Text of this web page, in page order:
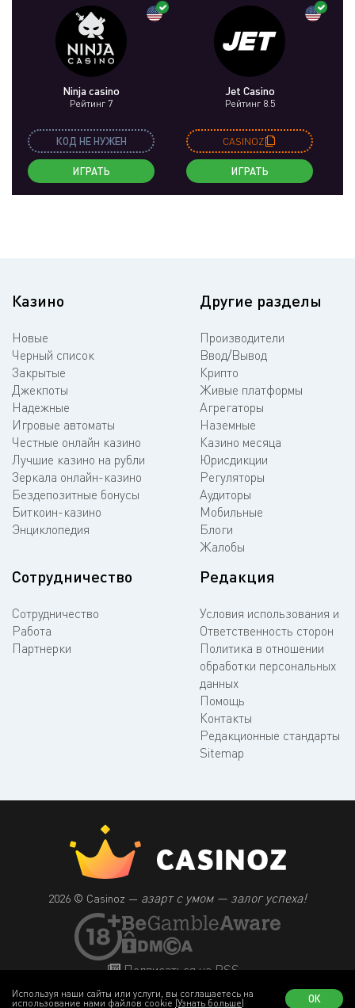
Ninja casino
Рейтинг 7
КОД НЕ НУЖЕН
ИГРАТЬ
Jet Casino
Рейтинг 8.5
CASINOZ
ИГРАТЬ
Казино
Новые
Черный список
Закрытые
Джекпоты
Надежные
Игровые автоматы
Честные онлайн казино
Лучшие казино на рубли
Зеркала онлайн-казино
Бездепозитные бонусы
Биткоин-казино
Энциклопедия
Другие разделы
Производители
Ввод/Вывод
Крипто
Живые платформы
Агрегаторы
Наземные
Казино месяца
Юрисдикции
Регуляторы
Аудиторы
Мобильные
Блоги
Жалобы
Сотрудничество
Сотрудничество
Работа
Партнерки
Редакция
Условия использования и
Ответственность сторон
Политика в отношении
обработки персональных
данных
Помощь
Контакты
Редакционные стандарты
Sitemap
2026 © Casinoz — азарт с умом — залог успеха!
Подписаться на RSS
Используя наши сайты или услуги, вы соглашаетесь на
использование нами файлов cookie (Узнать больше) ОК